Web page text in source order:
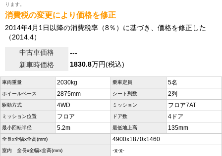
ります。
消費税の変更により価格を修正
2014年4月1日以降の消費税率（8％）に基づき、価格を修正した
（2014.4）
中古車価格
---
新車時価格
1830.8万円(税込)
車両重量 2030kg 乗車定員 5名
ホイールベース 2875mm シート列数 2列
駆動方式 4WD ミッション フロア7AT
ミッション位置 フロア ドア数 4ドア
最小回転半径 5.2m 最低地上高 135mm
全長x全幅x全高(mm) 4900x1870x1460
室内 全長x全幅x全高(mm) -x-x-